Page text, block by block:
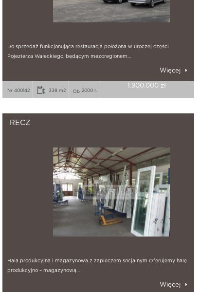
Do sprzedaż funkcjonująca restauracja położona w uroczej części
Pojezierza Wałeckiego, będącym mezoregionem…
Więcej
Nr 400142 338 m2 2000 r.
1.900.000 zł
RECZ
Hala produkcyjna i magazynowa z zapleczem socjalnym Oferujemy halę
produkcyjno – magazynową…
Więcej